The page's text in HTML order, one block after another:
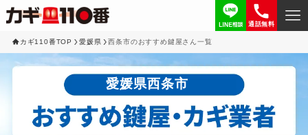
通話無料
カギ110番TOP 愛媛県 西条市のおすすめ鍵屋さん一覧
愛媛県西条市